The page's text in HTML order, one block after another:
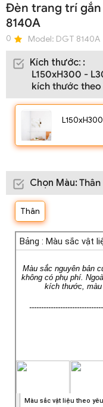
Đèn trang trí
8140A
0 Model: DGT 8140A
Kích thước: :
L150xH300 -
kích thước theo
Chọn Màu: Thân
Thân